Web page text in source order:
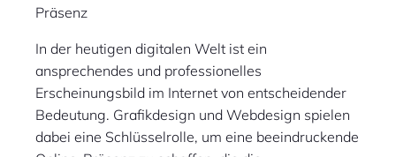
Präsenz
In der heutigen digitalen Welt ist ein
ansprechendes und professionelles
Erscheinungsbild im Internet von entscheidender
Bedeutung. Grafikdesign und Webdesign spielen
dabei eine Schlüsselrolle, um eine beeindruckende